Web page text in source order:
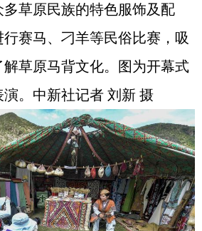
草原民族的特色服饰及配
赛马、刁羊等民俗比赛，吸
草原马背文化。图为开幕式
演。中新社记者 刘新 摄